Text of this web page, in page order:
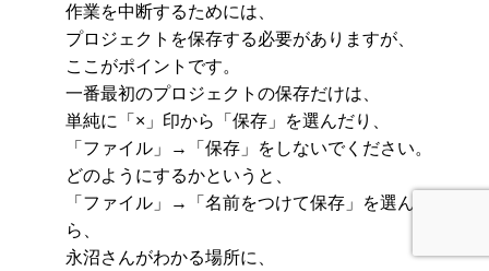
作業を中断するためには、
プロジェクトを保存する必要がありますが、
ここがポイントです。
一番最初のプロジェクトの保存だけは、
単純に「×」印から「保存」を選んだり、
「ファイル」→「保存」をしないでください。
どのようにするかというと、
「ファイル」→「名前をつけて保存」を選んだ
ら、
永沼さんがわかる場所に、